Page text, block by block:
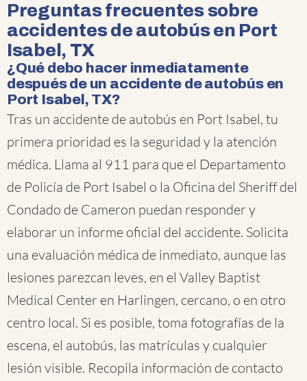
Preguntas frecuentes sobre
accidentes de autobús en Port
Isabel, TX
¿Qué debo hacer inmediatamente
después de un accidente de autobús en
Port Isabel, TX?
Tras un accidente de autobús en Port Isabel, tu
primera prioridad es la seguridad y la atención
médica. Llama al 911 para que el Departamento
de Policía de Port Isabel o la Oficina del Sheriff del
Condado de Cameron puedan responder y
elaborar un informe oficial del accidente. Solicita
una evaluación médica de inmediato, aunque las
lesiones parezcan leves, en el Valley Baptist
Medical Center en Harlingen, cercano, o en otro
centro local. Si es posible, toma fotografías de la
escena, el autobús, las matrículas y cualquier
lesión visible. Recopila información de contacto